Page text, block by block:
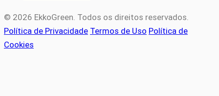
© 2026 EkkoGreen. Todos os direitos reservados.
Política de Privacidade Termos de Uso Política de
Cookies